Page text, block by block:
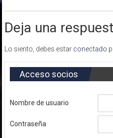
Deja una
Lo siento, debes estar conectado
Acceso socios
Nombre de usuario
Contraseña